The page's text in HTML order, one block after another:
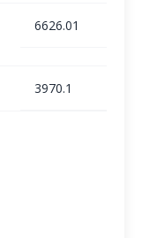
6626.01
3970.1